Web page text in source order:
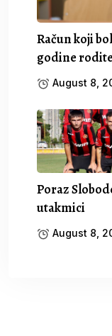
Račun koji
godine
August 8,
Poraz
utakmici
August 8,